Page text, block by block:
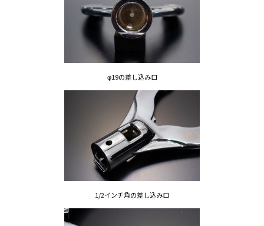
φ19の差し込み口
1/2インチ角の差し込み口